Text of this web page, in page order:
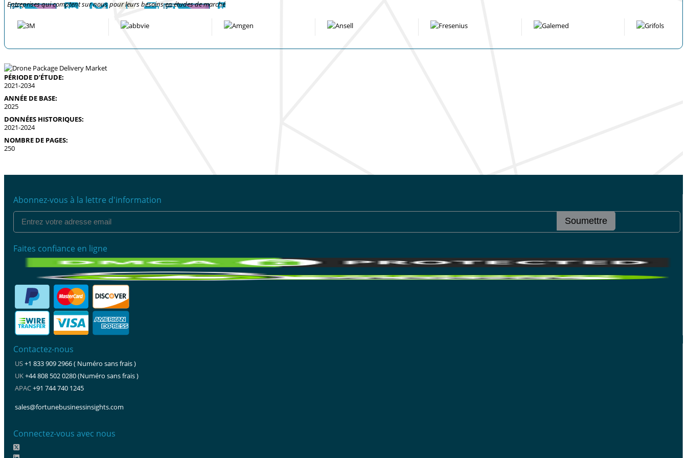
Entreprises qui comptent sur nous pour leurs besoins en études de marché
PÉRIODE D’ÉTUDE:
2021-2034
ANNÉE DE BASE:
2025
DONNÉES HISTORIQUES:
2021-2024
NOMBRE DE PAGES:
250
Abonnez-vous à la lettre d'information
Soumettre
Faites confiance en ligne
Contactez-nous
US+1 833 909 2966 ( Numéro sans frais )
UK+44 808 502 0280 (Numéro sans frais )
APAC+91 744 740 1245
sales@fortunebusinessinsights.com
Connectez-vous avec nous